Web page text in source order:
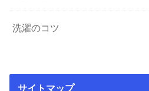
洗濯のコツ
サイトマップ